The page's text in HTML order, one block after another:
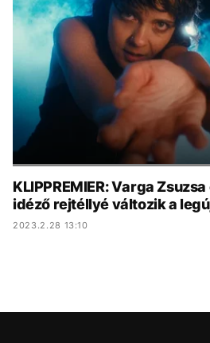
KÖZÉLET
ÉLETMÓD
BESZÉLGETÉSEK
VIDEÓ
GASZTRO
KLIPPREMIER: Varga
idéző rejtéllyé változik a
2023.2.28 13:10